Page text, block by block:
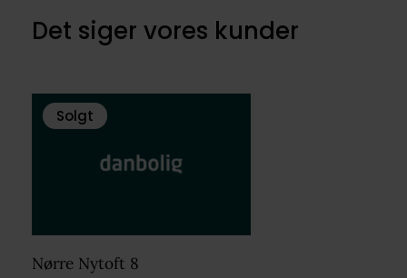
Det siger vores kunder
Solgt
Nørre Nytoft 8